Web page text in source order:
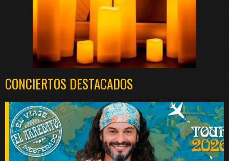
CONCIERTOS DESTACADOS